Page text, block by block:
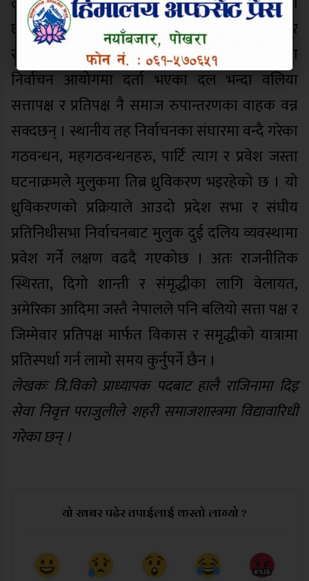
छ । बलियो राष्ट्र्यि शक्ति भनेकै शसक्त सत्ता र
रचनात्मक प्रतिपक्ष हो । त्यसैले सयौंको संख्यामा
निर्वाचन आयोगमा दर्ता भएका दल भन्दा वलिया
सत्तापक्ष र प्रतिपक्ष नै समाज रुपान्तरणका वाहक वन्न
सक्दछन् । स्थानीय तह निर्वाचनका संघारमा वन्दै गरेका
गठवन्धन, महगठवन्धनहरु, पार्टि त्याग र प्रवेश जस्ता
घटनाक्रमले मुलुकमा तिब्र ध्रुविकरण भइरहेको छ । यो
ध्रुविकरणको प्रक्रियाले आउदो प्रदेश सभा र संघीय
प्रतिनिधीसभा निर्वाचनबाट मुलुक दुई दलिय व्यवस्थामा
प्रवेश गर्ने लक्षण वढदै गएकोछ । अतः राजनीतिक
स्थिरता, दिगो शान्ती र संमृद्धीका लागि वेलायत,
अमेरिका आदिमा जस्तै नेपालले पनि बलियो सत्ता पक्ष र
जिम्मेवार प्रतिपक्ष मार्फत विकास र समृद्धीको यात्रामा
प्रतिस्पर्धा गर्न लामो समय कुर्नुपर्ने छैन ।
लेखकः त्रि.विको प्राध्यापक पदबाट हालै राजिनामा दिइ
सेवा निवृत्त पराजुलीले शहरी समाजशास्त्रमा विद्यावारिधी
गरेका छन् ।
यो खबर पढेर तपाईलाई कस्तो लाग्यो ?